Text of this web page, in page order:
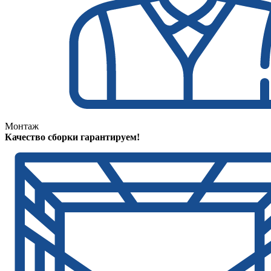
Монтаж
Качество сборки гарантируем!